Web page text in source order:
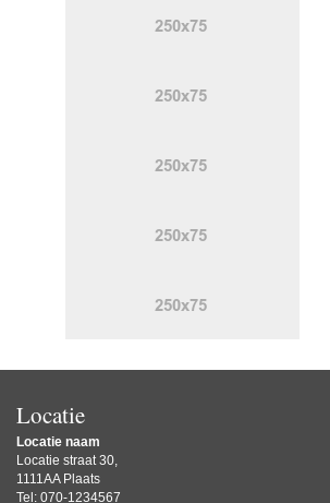
Locatie
Locatie naam
Locatie straat 30,
1111AA Plaats
Tel: 070-1234567